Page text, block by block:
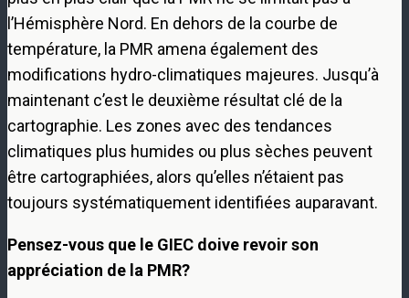
l’Hémisphère Nord. En dehors de la courbe de
température, la PMR amena également des
modifications hydro-climatiques majeures. Jusqu’à
maintenant c’est le deuxième résultat clé de la
cartographie. Les zones avec des tendances
climatiques plus humides ou plus sèches peuvent
être cartographiées, alors qu’elles n’étaient pas
toujours systématiquement identifiées auparavant.
Pensez-vous que le GIEC doive revoir son
appréciation de la PMR?